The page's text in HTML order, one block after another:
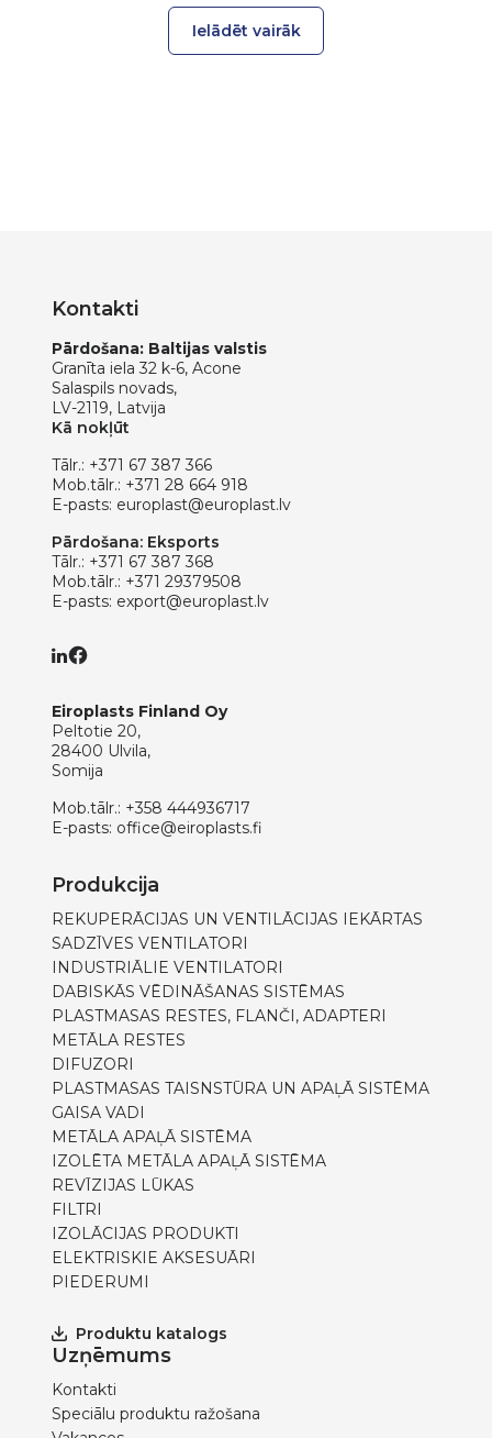
Ielādēt vairāk
Kontakti
Pārdošana: Baltijas valstis
Granīta iela 32 k-6, Acone
Salaspils novads,
LV-2119, Latvija
Kā nokļūt
Tālr.: +371 67 387 366
Mob.tālr.: +371 28 664 918
E-pasts: europlast@europlast.lv
Pārdošana: Eksports
Tālr.: +371 67 387 368
Mob.tālr.: +371 29379508
E-pasts: export@europlast.lv
Eiroplasts Finland Oy
Peltotie 20,
28400 Ulvila,
Somija
Mob.tālr.: +358 444936717
E-pasts: office@eiroplasts.fi
Produkcija
REKUPERĀCIJAS UN VENTILĀCIJAS IEKĀRTAS
SADZĪVES VENTILATORI
INDUSTRIĀLIE VENTILATORI
DABISKĀS VĒDINĀŠANAS SISTĒMAS
PLASTMASAS RESTES, FLANČI, ADAPTERI
METĀLA RESTES
DIFUZORI
PLASTMASAS TAISNSTŪRA UN APAĻĀ SISTĒMA
GAISA VADI
METĀLA APAĻĀ SISTĒMA
IZOLĒTA METĀLA APAĻĀ SISTĒMA
REVĪZIJAS LŪKAS
FILTRI
IZOLĀCIJAS PRODUKTI
ELEKTRISKIE AKSESUĀRI
PIEDERUMI
Produktu katalogs
Uzņēmums
Kontakti
Speciālu produktu ražošana